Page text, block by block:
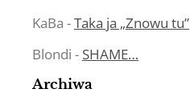
KaBa -Taka ja „Znowu tu”
Blondi - SHAME…
Archiwa